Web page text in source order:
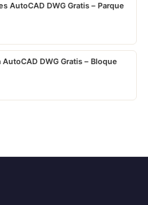
AutoCAD DWG Gratis – Parque
DWG Gratis – Bloque